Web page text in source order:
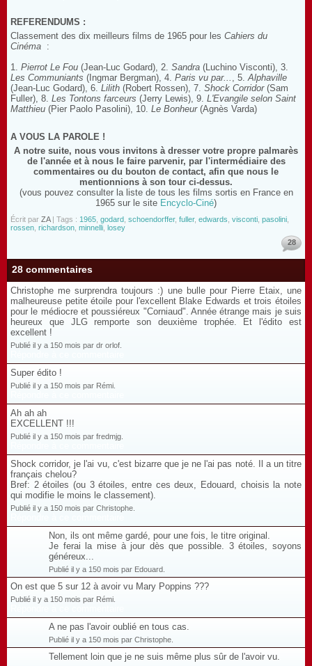
REFERENDUMS :
Classement des dix meilleurs films de 1965 pour les Cahiers du
Cinéma :
1. Pierrot Le Fou (Jean-Luc Godard), 2. Sandra (Luchino Visconti), 3.
Les Communiants (Ingmar Bergman), 4. Paris vu par... , 5. Alphaville
(Jean-Luc Godard), 6. Lilith (Robert Rossen), 7. Shock Corridor(Sam
Fuller), 8. Les Tontons farceurs (Jerry Lewis), 9. L'Evangile selon Saint
Matthieu (Pier Paolo Pasolini), 10. Le Bonheur(Agnès Varda)
A VOUS LA PAROLE !
A notre suite, nous vous invitons à dresser votre propre palmarès
de l'année et à nous le faire parvenir, par l'intermédiaire des
commentaires ou du bouton de contact, afin que nous le
mentionnions à son tour ci-dessus.
(vous pouvez consulter la liste de tous les films sortis en France en
1965 sur le site Encyclo-Ciné)
Écrit par ZA| Tags : 1965 godard schoendorffer, fuller, edwards visconti pasolini
rossen richardson minnelli losey
28
28 commentaires
Christophe me surprendra toujours :) une bulle pour Pierre Etaix, une
malheureuse petite étoile pour l'excellent Blake Edwards et trois étoiles
pour le médiocre et poussiéreux "Corniaud". Année étrange mais je suis
heureux que JLG remporte son deuxième trophée. Et l'édito est
excellent !
Publié il y a 150 mois par dr orlof.
Super édito !
Publié il y a 150 mois par Rémi.
Ah ah ah
EXCELLENT !!!
Publié il y a 150 mois par fredmjg.
Shock corridor, je l'ai vu, c'est bizarre que je ne l'ai pas noté. Il a un titre
français chelou?
Bref: 2 étoiles (ou 3 étoiles, entre ces deux, Edouard, choisis la note
qui modifie le moins le classement).
Publié il y a 150 mois par Christophe.
Non, ils ont même gardé, pour une fois, le titre original.
Je ferai la mise à jour dès que possible. 3 étoiles, soyons
généreux...
Publié il y a 150 mois par Edouard.
On est que 5 sur 12 à avoir vu Mary Poppins ???
Publié il y a 150 mois par Rémi.
A ne pas l'avoir oublié en tous cas.
Publié il y a 150 mois par Christophe.
Tellement loin que je ne suis même plus sûr de l'avoir vu.